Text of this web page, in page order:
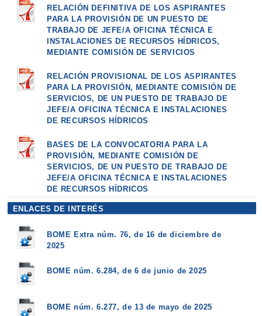
RELACIÓN DEFINITIVA DE LOS ASPIRANTES
PARA LA PROVISIÓN DE UN PUESTO DE
TRABAJO DE JEFE/A OFICINA TÉCNICA E
INSTALACIONES DE RECURSOS HÍDRICOS,
MEDIANTE COMISIÓN DE SERVICIOS
RELACIÓN PROVISIONAL DE LOS ASPIRANTES
PARA LA PROVISIÓN, MEDIANTE COMISIÓN DE
SERVICIOS, DE UN PUESTO DE TRABAJO DE
JEFE/A OFICINA TÉCNICA E INSTALACIONES
DE RECURSOS HÍDRICOS
BASES DE LA CONVOCATORIA PARA LA
PROVISIÓN, MEDIANTE COMISIÓN DE
SERVICIOS, DE UN PUESTO DE TRABAJO DE
JEFE/A OFICINA TÉCNICA E INSTALACIONES
DE RECURSOS HÍDRICOS
ENLACES DE INTERÉS
BOME Extra núm. 76, de 16 de diciembre de
2025
BOME núm. 6.284, de 6 de junio de 2025
BOME núm. 6.277, de 13 de mayo de 2025